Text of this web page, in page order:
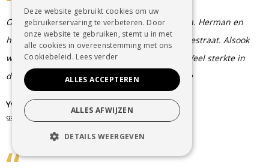
Oprechte deelneming aan de familie van carla. Herman en
hilde jullie waren buren van mijn ouders leuvestraat. Alsook
was jullie vader een kozijn van mijn moeder. Veel sterkte in
deze moeilijke tijden. Yvette evelyne en florine
Yvette
9320
Deze website gebruikt cookies om uw
gebruikerservaring te verbeteren. Door
onze website te gebruiken, stemt u in met
alle cookies in overeenstemming met ons
Cookiebeleid. Lees verder
ALLES ACCEPTEREN
ALLES AFWIJZEN
DETAILS WEERGEVEN
STRIKT NOODZAKELIJK